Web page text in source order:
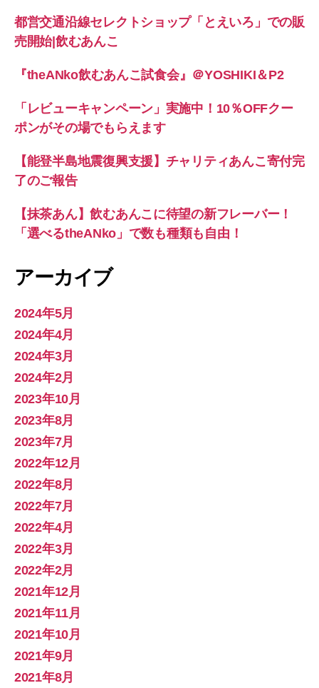
都営交通沿線セレクトショップ「とえいろ」での販
売開始|飲むあんこ
『theANko飲むあんこ試食会』＠YOSHIKI＆P2
「レビューキャンペーン」実施中！10％OFFクー
ポンがその場でもらえます
【能登半島地震復興支援】チャリティあんこ寄付完
了のご報告
【抹茶あん】飲むあんこに待望の新フレーバー！
「選べるtheANko」で数も種類も自由！
アーカイブ
2024年5月
2024年4月
2024年3月
2024年2月
2023年10月
2023年8月
2023年7月
2022年12月
2022年8月
2022年7月
2022年4月
2022年3月
2022年2月
2021年12月
2021年11月
2021年10月
2021年9月
2021年8月